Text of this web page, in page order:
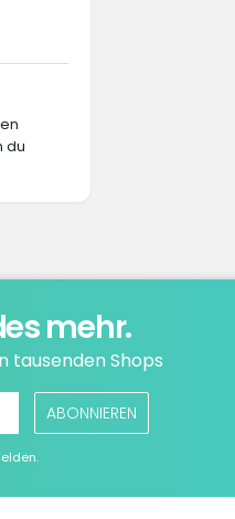
du
mehr.
tausenden Shops
ABONNIEREN